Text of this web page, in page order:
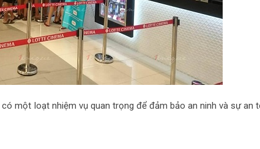
có một loạt nhiệm vụ quan trọng để đảm bảo an ninh và sự an